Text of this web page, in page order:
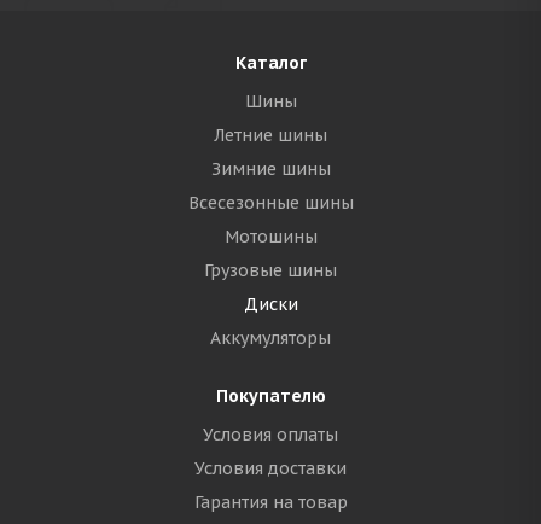
Каталог
Шины
Летние шины
Зимние шины
Всесезонные шины
Мотошины
Грузовые шины
Диски
Аккумуляторы
Покупателю
Условия оплаты
Условия доставки
Гарантия на товар